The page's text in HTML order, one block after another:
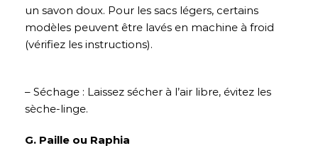
un savon doux. Pour les sacs légers, certains
modèles peuvent être lavés en machine à froid
(vérifiez les instructions).
– Séchage : Laissez sécher à l’air libre, évitez les
sèche-linge.
G. Paille ou Raphia